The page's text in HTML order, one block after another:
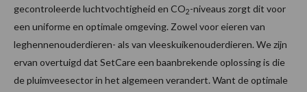
gecontroleerde luchtvochtigheid en CO2-niveaus zorgt dit voor
een uniforme en optimale omgeving. Zowel voor eieren van
leghennenouderdieren- als van vleeskuikenouderdieren. We zijn
ervan overtuigd dat SetCare een baanbrekende oplossing is die
de pluimveesector in het algemeen verandert. Want de optimale